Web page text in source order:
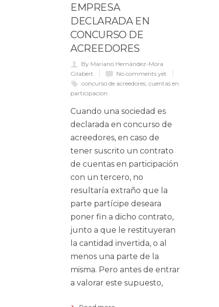
EMPRESA
DECLARADA EN
CONCURSO DE
ACREEDORES
By Mariano Hernández-Mora
Gilabert
No comments yet
concurso de acreedores, cuentas en
participacion
Cuando una sociedad es
declarada en concurso de
acreedores, en caso de
tener suscrito un contrato
de cuentas en participación
con un tercero, no
resultaría extraño que la
parte partícipe deseara
poner fin a dicho contrato,
junto a que le restituyeran
la cantidad invertida, o al
menos una parte de la
misma. Pero antes de entrar
a valorar este supuesto,